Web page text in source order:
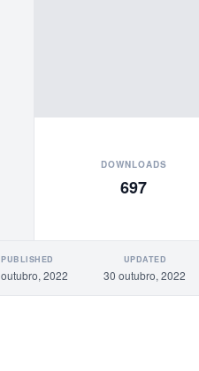
DOWNLOADS
697
PUBLISHED
2022
UPDATED
30 outubro, 2022